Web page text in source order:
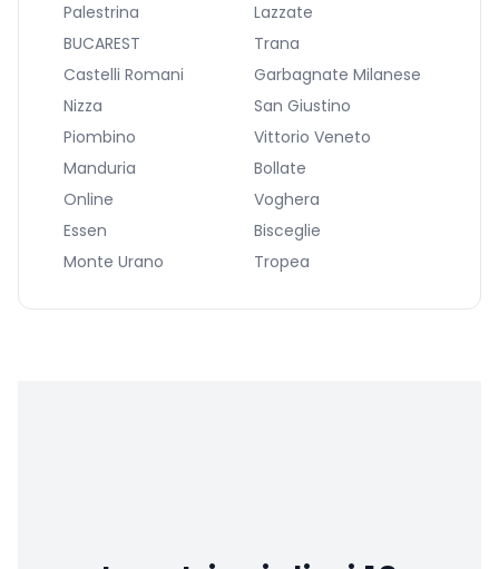
Palestrina
Lazzate
BUCAREST
Trana
Castelli Romani
Garbagnate Milanese
Nizza
San Giustino
Piombino
Vittorio Veneto
Manduria
Bollate
Online
Voghera
Essen
Bisceglie
Monte Urano
Tropea